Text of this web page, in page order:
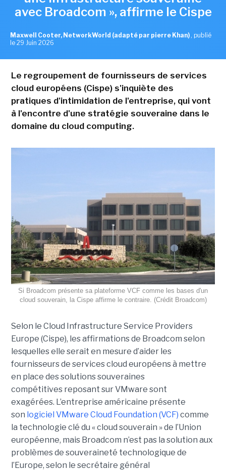
avec Broadcom », affirme le Cispe
Maxwell Cooter, NetworkWorld (adapté par pierre Khan) , publié
le 29 Juin 2026
Le regroupement de fournisseurs de services
cloud européens (Cispe) s'inquiète des
pratiques d'intimidation de l'entreprise, qui vont
à l'encontre d'une stratégie souveraine dans le
domaine du cloud computing.
Si Broadcom présente sa plateforme VCF comme les bases d'un
cloud souverain, la Cispe affirme le contraire. (Crédit Broadcom)
Selon le Cloud Infrastructure Service Providers
Europe (Cispe), les affirmations de Broadcom selon
lesquelles elle serait en mesure d’aider les
fournisseurs de services cloud européens à mettre
en place des solutions souveraines
compétitives reposant sur VMware sont
exagérées. L’entreprise américaine présente
son logiciel VMware Cloud Foundation (VCF) comme
la technologie clé du « cloud souverain » de l’Union
européenne, mais Broadcom n’est pas la solution aux
problèmes de souveraineté technologique de
l’Europe, selon le secrétaire général